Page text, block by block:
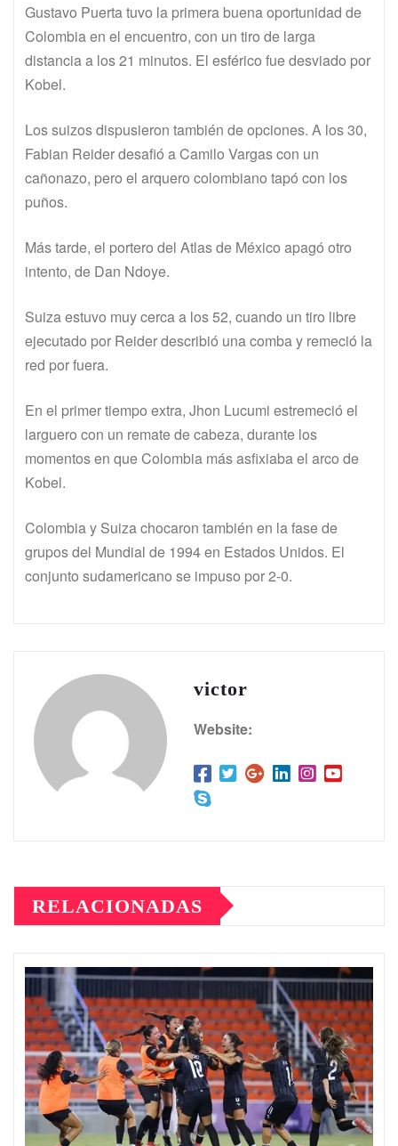
Gustavo Puerta tuvo la primera buena oportunidad de
Colombia en el encuentro, con un tiro de larga
distancia a los 21 minutos. El esférico fue desviado por
Kobel.
Los suizos dispusieron también de opciones. A los 30,
Fabian Reider desafió a Camilo Vargas con un
cañonazo, pero el arquero colombiano tapó con los
puños.
Más tarde, el portero del Atlas de México apagó otro
intento, de Dan Ndoye.
Suiza estuvo muy cerca a los 52, cuando un tiro libre
ejecutado por Reider describió una comba y remeció la
red por fuera.
En el primer tiempo extra, Jhon Lucumi estremeció el
larguero con un remate de cabeza, durante los
momentos en que Colombia más asfixiaba el arco de
Kobel.
Colombia y Suiza chocaron también en la fase de
grupos del Mundial de 1994 en Estados Unidos. El
conjunto sudamericano se impuso por 2-0.
victor
Website:
RELACIONADAS